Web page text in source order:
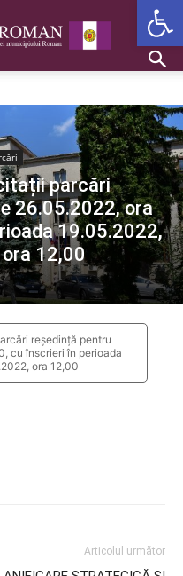
parcări
26.05.2022, ora
19.05.2022,
12,00
reședință pentru
cu înscrieri în perioada
ora 12,00
Articolul următor